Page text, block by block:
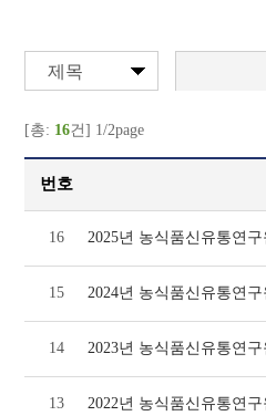
제목
[총: 16건] 1/2page
번호
16 2025년 농식품신유통연
15 2024년 농식품신유통연
14 2023년 농식품신유통연
13 2022년 농식품신유통연